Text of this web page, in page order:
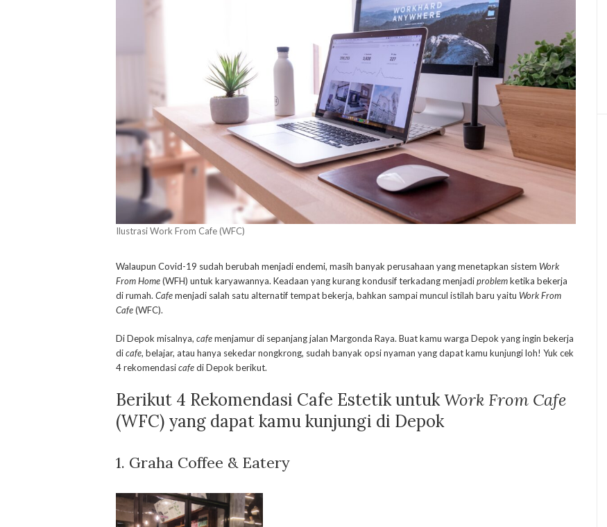
Ilustrasi Work From Cafe (WFC)
Walaupun Covid-19 sudah berubah menjadi endemi, masih banyak perusahaan yang menetapkan sistem Work
From Home(WFH) untuk karyawannya. Keadaan yang kurang kondusif terkadang menjadiproblemketika bekerja
di rumah. Cafemenjadi salah satu alternatif tempat bekerja, bahkan sampai muncul istilah baru yaitu Work From
Cafe(WFC).
Di Depok misalnya, cafemenjamur di sepanjang jalan Margonda Raya. Buat kamu warga Depok yang ingin bekerja
dicafe, belajar, atau hanya sekedar nongkrong, sudah banyak opsi nyaman yang dapat kamu kunjungi loh! Yuk cek
4 rekomendasicafedi Depok berikut.
Berikut 4 Rekomendasi Cafe Estetik untukWork From Cafe
(WFC) yang dapat kamu kunjungi di Depok
1. Graha Coffee & Eatery